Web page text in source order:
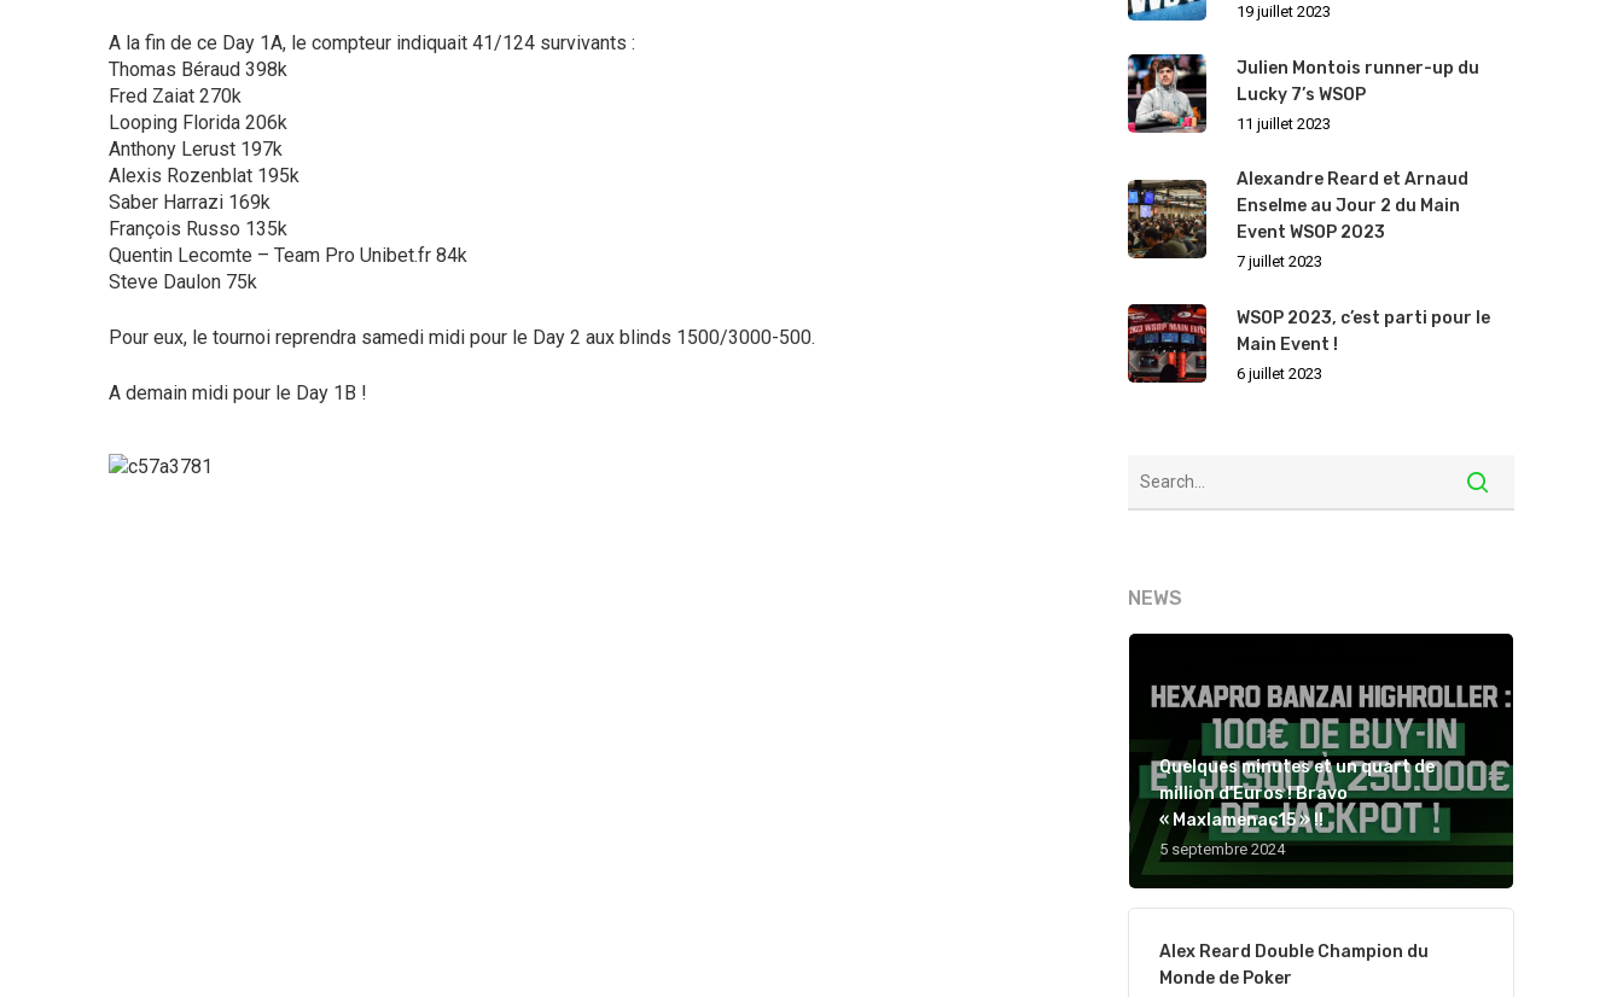
A la fin de ce Day 1A, le compteur indiquait 41/124 survivants :
Thomas Béraud 398k
Fred Zaiat 270k
Looping Florida 206k
Anthony Lerust 197k
Alexis Rozenblat 195k
Saber Harrazi 169k
François Russo 135k
Quentin Lecomte – Team Pro Unibet.fr 84k
Steve Daulon 75k
Pour eux, le tournoi reprendra samedi midi pour le Day 2 aux blinds 1500/3000-500.
A demain midi pour le Day 1B !
19 juillet 2023
Julien Montois runner-up du
Lucky 7’s WSOP
11 juillet 2023
Alexandre Reard et Arnaud
Enselme au Jour 2 du Main
Event WSOP 2023
7 juillet 2023
WSOP 2023, c’est parti pour le
Main Event !
6 juillet 2023
NEWS
Quelques minutes et un quart de
million d’Euros ! Bravo
« Maxlamenac15 » !!
5 septembre 2024
Alex Reard Double Champion du
Monde de Poker